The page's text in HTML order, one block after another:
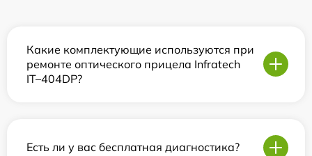
Какие комплектующие используются при
ремонте оптического прицела Infratech
IT–404DP?
Есть ли у вас бесплатная диагностика?